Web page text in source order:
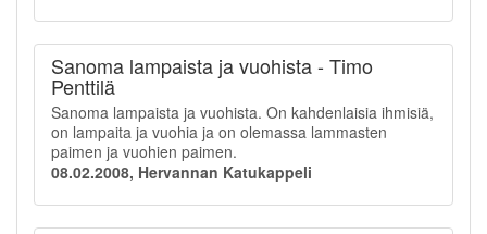
Sanoma lampaista ja vuohista - Timo
Penttilä
Sanoma lampaista ja vuohista. On kahdenlaisia ihmisiä,
on lampaita ja vuohia ja on olemassa lammasten
paimen ja vuohien paimen.
08.02.2008, Hervannan Katukappeli